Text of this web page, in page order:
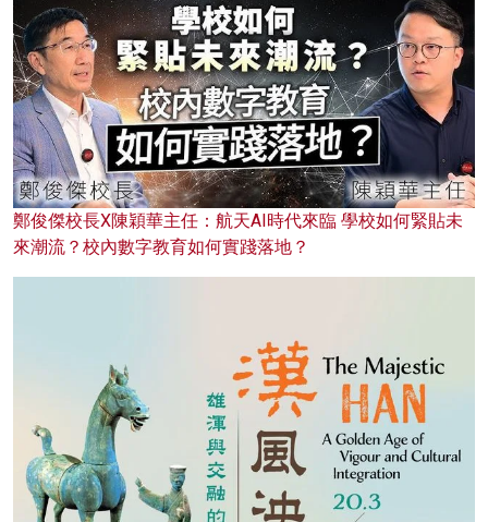
鄭俊傑校長X陳穎華主任：航天AI時代來臨 學校如何緊貼未
來潮流？校內數字教育如何實踐落地？